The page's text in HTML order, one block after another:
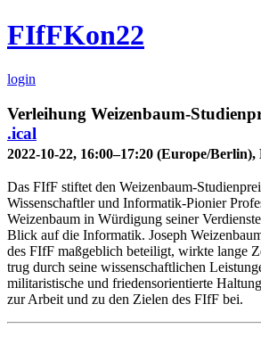
FIfFKon22
login
Verleihung Weizenbaum-
.ical
2022-10-22, 16:00–17:20 (Europe/Berlin),
Das FIfF stiftet den Weizenbaum-
Wissenschaftler und Informatik-Pionier
Weizenbaum in Würdigung seiner
Blick auf die Informatik. Joseph
des FIfF maßgeblich beteiligt, wirkte lange
trug durch seine wissenschaftlichen
militaristische und friedensorientierte
zur Arbeit und zu den Zielen des FIfF bei.